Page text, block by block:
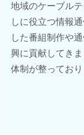
地域のケーブル
しに役立つ情報
した番組制作や
興に貢献してき
体制が整ってお